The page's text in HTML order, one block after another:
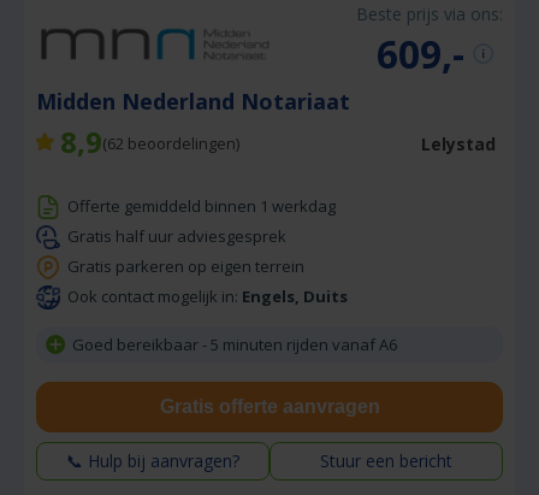
Beste prijs via ons:
609,-
Midden Nederland Notariaat
8,9(62 beoordelingen) Lelystad
Offerte gemiddeld binnen 1 werkdag
Gratis half uur adviesgesprek
Gratis parkeren op eigen terrein
Ook contact mogelijk in: Engels, Duits
Goed bereikbaar - 5 minuten rijden vanaf A6
Gratis offerte aanvragen
📞 Hulp bij aanvragen? Stuur een bericht